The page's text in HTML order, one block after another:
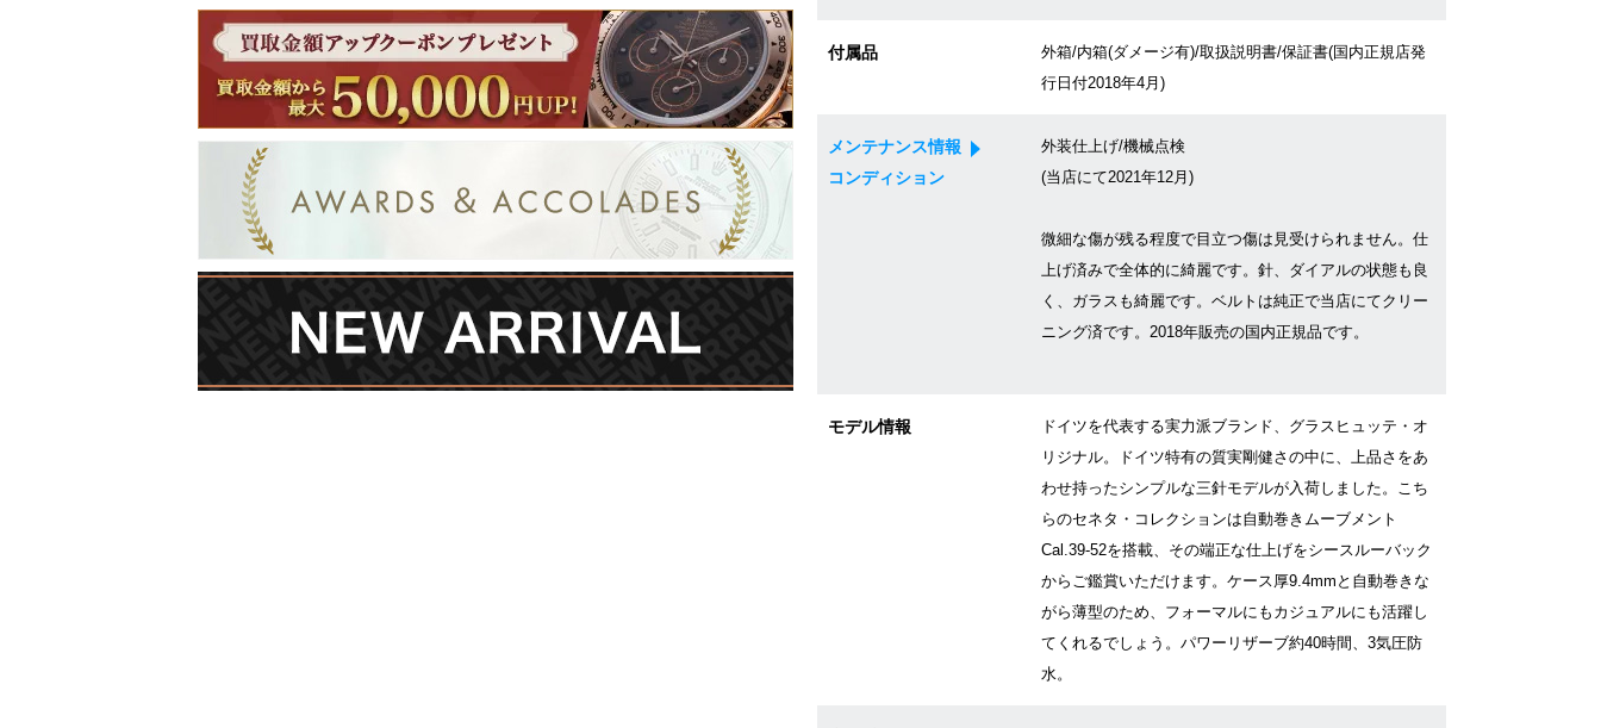
付属品
外箱/内箱(ダメージ有)/取扱説明書/保証書(国内正規店発
行日付2018年4月)
メンテナンス情報
コンディション
外装仕上げ/機械点検
(当店にて2021年12月)
微細な傷が残る程度で目立つ傷は見受けられません。仕
上げ済みで全体的に綺麗です。針、ダイアルの状態も良
く、ガラスも綺麗です。ベルトは純正で当店にてクリー
ニング済です。2018年販売の国内正規品です。
モデル情報
ドイツを代表する実力派ブランド、グラスヒュッテ・オ
リジナル。ドイツ特有の質実剛健さの中に、上品さをあ
わせ持ったシンプルな三針モデルが入荷しました。こち
らのセネタ・コレクションは自動巻きムーブメント
Cal.39-52を搭載、その端正な仕上げをシースルーバック
からご鑑賞いただけます。ケース厚9.4mmと自動巻きな
がら薄型のため、フォーマルにもカジュアルにも活躍し
てくれるでしょう。パワーリザーブ約40時間、3気圧防
水。